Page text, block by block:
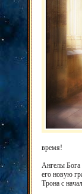
время!
Ангелы Бога
его новую
Трона с